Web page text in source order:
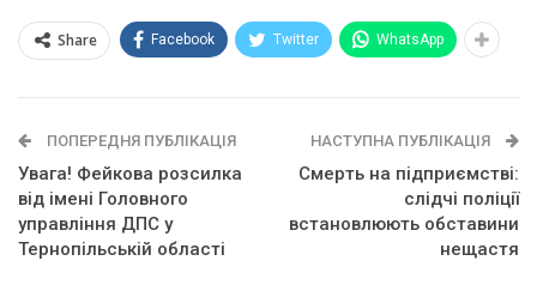
Share Facebook Twitter WhatsApp
ПОПЕРЕДНЯ ПУБЛІКАЦІЯ
Увага! Фейкова розсилка
від імені Головного
управління ДПС у
Тернопільській області
НАСТУПНА ПУБЛІКАЦІЯ
Смерть на підприємстві:
слідчі поліції
встановлюють обставини
нещастя